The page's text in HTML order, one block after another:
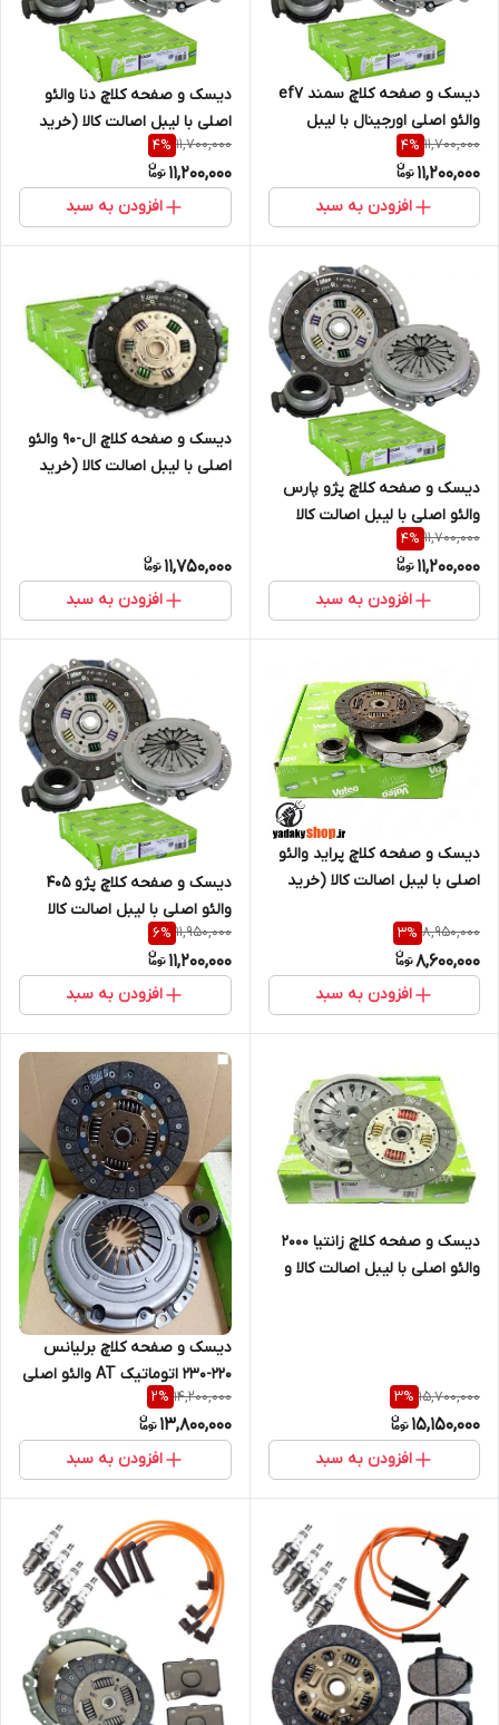
دیسک و صفحه کلاچ سمند ef7
والئو اصلی اورجینال با لیبل
اصالت کالا (خرید مستقیم از
واردکننده)
11,700,000
4%
11,200,000
افزودن به سبد
دیسک و صفحه کلاچ دنا والئو
اصلی با لیبل اصالت کالا (خرید
مستقیم از واردکننده)
11,700,000
4%
11,200,000
افزودن به سبد
دیسک و صفحه کلاچ پژو پارس
والئو اصلی با لیبل اصالت کالا
(خرید مستقیم از واردکننده)
11,700,000
4%
11,200,000
افزودن به سبد
دیسک و صفحه کلاچ ال-90 والئو
اصلی با لیبل اصالت کالا (خرید
11,750,000
افزودن به سبد
دیسک و صفحه کلاچ پراید والئو
اصلی با لیبل اصالت کالا (خرید
8,950,000
3%
8,600,000
افزودن به سبد
دیسک و صفحه کلاچ پژو 405
والئو اصلی با لیبل اصالت کالا
(خرید مستقیم از واردکننده)
11,950,000
6%
11,200,000
افزودن به سبد
دیسک و صفحه کلاچ زانتیا 2000
والئو اصلی با لیبل اصالت کالا و
15,700,000
3%
15,150,000
افزودن به سبد
دیسک و صفحه کلاچ برلیانس
220-230 اتوماتیک AT والئو اصلی
با لیبل اصالت کالا و کدرهگیری
(خرید مستقیم از واردکننده)
14,200,000
2%
13,800,000
افزودن به سبد